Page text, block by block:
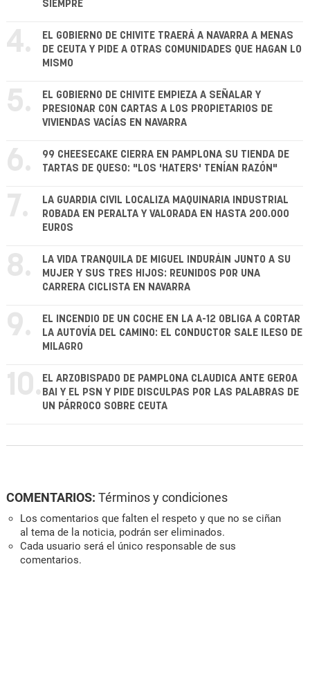
SIEMPRE
4.
EL GOBIERNO DE CHIVITE TRAERÁ A NAVARRA A MENAS
DE CEUTA Y PIDE A OTRAS COMUNIDADES QUE HAGAN LO
MISMO
5.
EL GOBIERNO DE CHIVITE EMPIEZA A SEÑALAR Y
PRESIONAR CON CARTAS A LOS PROPIETARIOS DE
VIVIENDAS VACÍAS EN NAVARRA
6.
99 CHEESECAKE CIERRA EN PAMPLONA SU TIENDA DE
TARTAS DE QUESO: "LOS 'HATERS' TENÍAN RAZÓN"
7.
LA GUARDIA CIVIL LOCALIZA MAQUINARIA INDUSTRIAL
ROBADA EN PERALTA Y VALORADA EN HASTA 200.000
EUROS
8.
LA VIDA TRANQUILA DE MIGUEL INDURÁIN JUNTO A SU
MUJER Y SUS TRES HIJOS: REUNIDOS POR UNA
CARRERA CICLISTA EN NAVARRA
9.
EL INCENDIO DE UN COCHE EN LA A-12 OBLIGA A CORTAR
LA AUTOVÍA DEL CAMINO: EL CONDUCTOR SALE ILESO DE
MILAGRO
10. EL ARZOBISPADO DE PAMPLONA CLAUDICA ANTE GEROA
BAI Y EL PSN Y PIDE DISCULPAS POR LAS PALABRAS DE
UN PÁRROCO SOBRE CEUTA
COMENTARIOS: Términos y condiciones
Los comentarios que falten el respeto y que no se ciñan
al tema de la noticia, podrán ser eliminados.
Cada usuario será el único responsable de sus
comentarios.